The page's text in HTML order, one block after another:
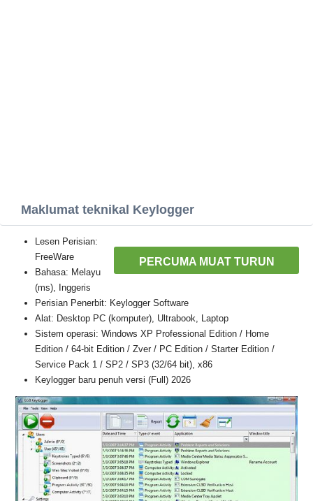
Maklumat teknikal Keylogger
PERCUMA MUAT TURUN
Lesen Perisian:
FreeWare
Bahasa: Melayu
(ms), Inggeris
Perisian Penerbit: Keylogger Software
Alat: Desktop PC (komputer), Ultrabook, Laptop
Sistem operasi: Windows XP Professional Edition / Home
Edition / 64-bit Edition / Zver / PC Edition / Starter Edition /
Service Pack 1 / SP2 / SP3 (32/64 bit), x86
Keylogger baru penuh versi (Full) 2026